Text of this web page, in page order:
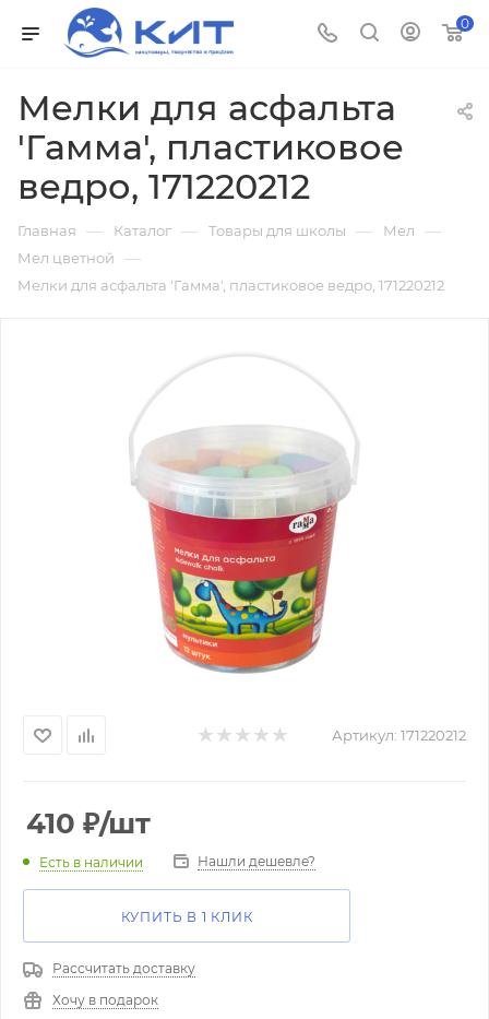
0
Мелки для асфальта
'Гамма', пластиковое
ведро, 171220212
Главная — Каталог — Товары для школы — Мел —
Мел цветной —
Мелки для асфальта 'Гамма', пластиковое ведро, 171220212
Артикул: 171220212
410 ₽/шт
Есть в наличии Нашли дешевле?
КУПИТЬ В 1 КЛИК
Рассчитать доставку
Хочу в подарок